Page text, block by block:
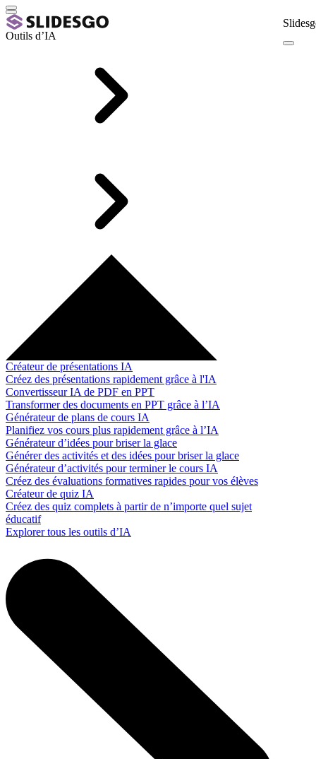
Outils d’IA
Créateur de présentations IA
Créez des présentations rapidement grâce à l'IA
Convertisseur IA de PDF en PPT
Transformer des documents en PPT grâce à l’IA
Générateur de plans de cours IA
Planifiez vos cours plus rapidement grâce à l’IA
Générateur d’idées pour briser la glace
Générer des activités et des idées pour briser la glace
Générateur d’activités pour terminer le cours IA
Créez des évaluations formatives rapides pour vos élèves
Créateur de quiz IA
Créez des quiz complets à partir de n’importe quel sujet
éducatif
Explorer tous les outils d’IA